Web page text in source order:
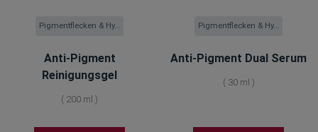
Pigmentflecken & Hy...
Anti-Pigment
Reinigungsgel
( 200 ml )
Pigmentflecken & Hy...
Anti-Pigment Dual Serum
( 30 ml )